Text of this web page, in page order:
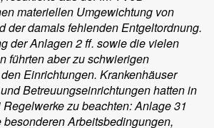
materiellen Umgewichtung von
der damals fehlenden Entgeltordnung.
der Anlagen 2 ff. sowie die vielen
führten aber zu schwierigen
Einrichtungen. Krankenhäuser
Betreuungseinrichtungen hatten in
zu beachten: Anlage 31
besonderen Arbeitsbedingungen,